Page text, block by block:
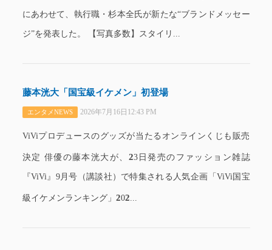
にあわせて、執行職・杉本全氏が新たな“ブランドメッセー
ジ”を発表した。 【写真多数】スタイリ...
藤本洸大「国宝級イケメン」初登場
エンタメNEWS 2026年7月16日12:43 PM
ViViプロデュースのグッズが当たるオンラインくじも販売
決定 俳優の藤本洸大が、 23日発売のファッション雑誌
『ViVi』9月号（講談社）で特集される人気企画「ViVi国宝
級イケメンランキング」 202...